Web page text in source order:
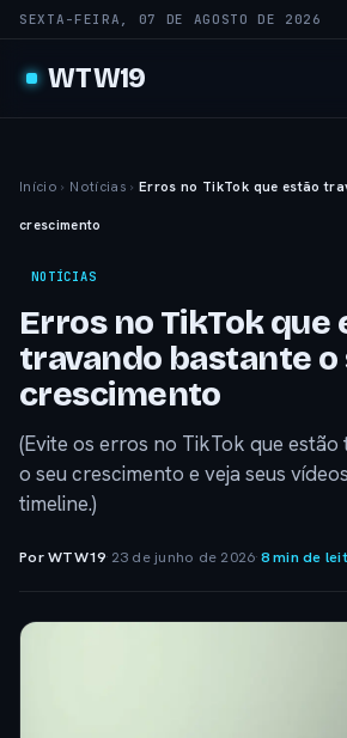
SEXTA-FEIRA, 07 DE AGOSTO DE 2026
WTW19
Início › Notícias › Erros no TikTok que estão
crescimento
NOTÍCIAS
Erros no TikTok que
travando bastante o
crescimento
(Evite os erros no TikTok que
o seu crescimento e veja seus
timeline.)
Por WTW19· 23 de junho de 2026·8 min de